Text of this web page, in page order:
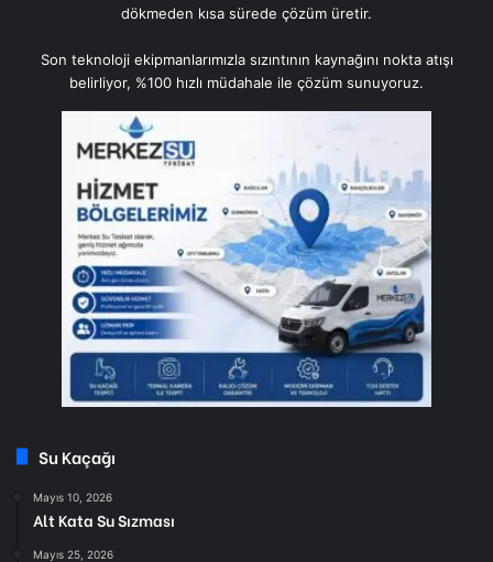
dökmeden kısa sürede çözüm üretir.
Son teknoloji ekipmanlarımızla sızıntının kaynağını nokta atışı
belirliyor, %100 hızlı müdahale ile çözüm sunuyoruz.
Su Kaçağı
Mayıs 10, 2026
Alt Kata Su Sızması
Mayıs 25, 2026